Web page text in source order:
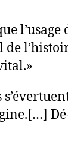
l’usage
de